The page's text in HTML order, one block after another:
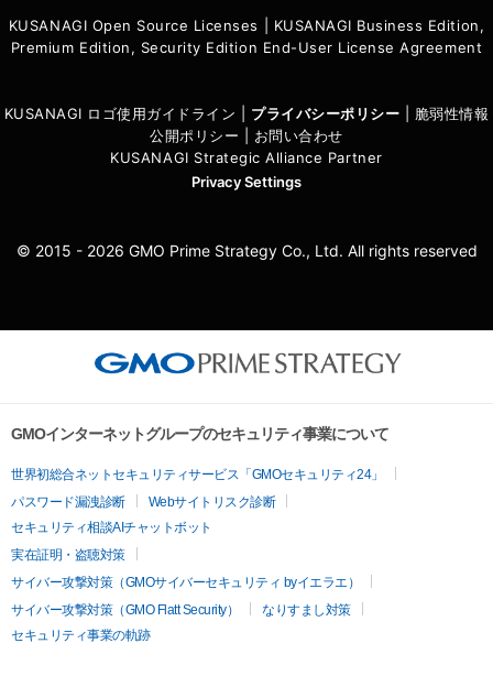
KUSANAGI Open Source Licenses
KUSANAGI Business Edition,
Premium Edition, Security Edition End-User License Agreement
KUSANAGI ロゴ使用ガイドライン プライバシーポリシー
脆弱性情報
公開ポリシー
お問い合わせ
KUSANAGI Strategic Alliance Partner
Privacy Settings
© 2015 - 2026 GMO Prime Strategy Co., Ltd. All rights reserved
GMOインターネットグループのセキュリティ事業について
世界初総合ネットセキュリティサービス「GMOセキュリティ24」
パスワード漏洩診断
Webサイトリスク診断
セキュリティ相談AIチャットボット
実在証明・盗聴対策
サイバー攻撃対策（GMOサイバーセキュリティ byイエラエ）
サイバー攻撃対策（GMO Flatt Security）
なりすまし対策
セキュリティ事業の軌跡